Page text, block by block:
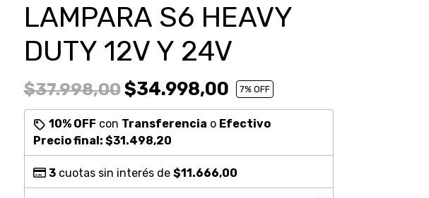
LAMPARA S6 HEAVY
DUTY 12V Y 24V
$37.998,00$34.998,00 7% OFF
10% OFF con Transferencia o Efectivo
Precio final: $31.498,20
3cuotas sin interés de $11.666,00